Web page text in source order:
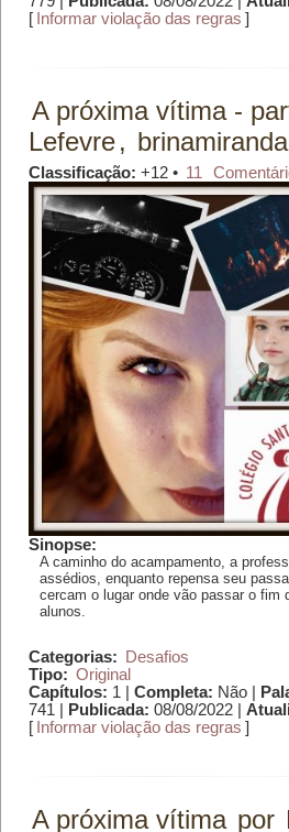
[ Informar violação das regras ]
A próxima vítima -
Lefevre, brinamiranda
Classificação: +12 • 11
Sinopse:
A caminho do acampamento, a
assédios, enquanto repensa seu
cercam o lugar onde vão passar o fim
alunos.
Categorias:
Desafios
Tipo: Original
Capítulos: 1 | Completa: Não |
741 |
Publicada: 08/08/2022 |
[ Informar violação das regras ]
A próxima vítima por